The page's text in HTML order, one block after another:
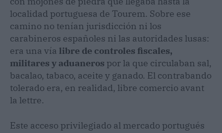
localidad portuguesa de Tourem. Sobre ese
camino no tenían jurisdicción ni los
carabineros españoles ni las autoridades lusas:
era una vía libre de controles fiscales,
militares y aduaneros por la que circulaban sal,
bacalao, tabaco, aceite y ganado. El contrabando
tolerado era, en realidad, libre comercio avant
la lettre.
Este acceso privilegiado al mercado portugués